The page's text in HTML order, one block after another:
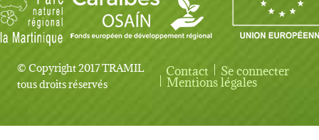
© Copyright 2017 TRAMIL
tous droits réservés
User account menu
Contact Se connecter
Mentions légales